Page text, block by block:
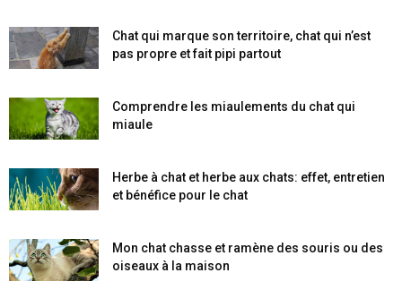
Chat qui marque son territoire, chat qui n’est
pas propre et fait pipi partout
Comprendre les miaulements du chat qui
miaule
Herbe à chat et herbe aux chats: effet, entretien
et bénéfice pour le chat
Mon chat chasse et ramène des souris ou des
oiseaux à la maison